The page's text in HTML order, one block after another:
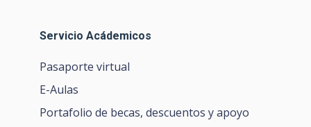
Servicio Acádemicos
Pasaporte virtual
E-Aulas
Portafolio de becas, descuentos y apoyo